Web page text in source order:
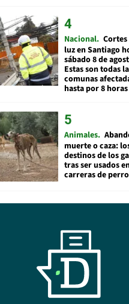
Nacional Cortes
luz en Santiago
sábado 8 de
Estas son todas
comunas
hasta por 8 horas
Animales
muerte o caza:
destinos de los
tras ser usados
carreras de